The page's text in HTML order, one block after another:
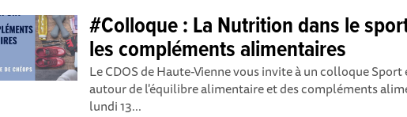
#Colloque : La Nutrition dans le
les compléments alimentaires
Le CDOS de Haute-Vienne vous invite à un colloque Sport
autour de l'équilibre alimentaire et des compléments
lundi 13...